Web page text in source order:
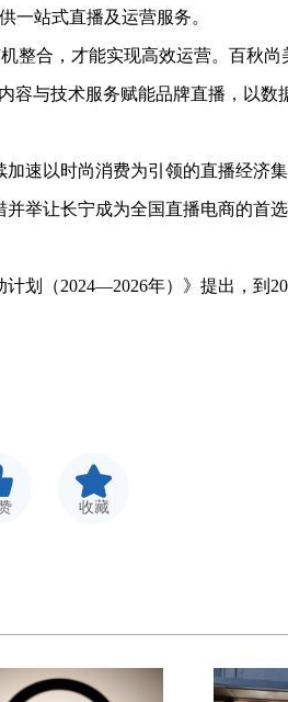
一站式直播及运营服务。
整合，才能实现高效运营。百秋
容与技术服务赋能品牌直播，以数
速以时尚消费为引领的直播经济
举让长宁成为全国直播电商的首
计划（2024—2026年）》提出，到
收藏